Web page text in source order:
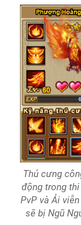
Thú cưng
động trong
PvP và Ải
sẽ bị Ngũ